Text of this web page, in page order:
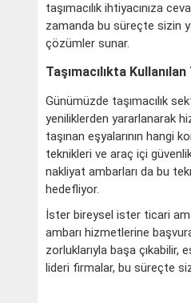
taşımacılık ihtiyacınıza
zamanda bu süreçte sizin
çözümler sunar.
Taşımacılıkta
Günümüzde taşımacılık
yeniliklerden yararlanarak
taşınan eşyalarının hangi
teknikleri ve araç içi
nakliyat ambarları da bu
hedefliyor.
İster bireysel ister ticari
ambarı hizmetlerine
zorluklarıyla başa çıkabilir,
lideri firmalar, bu süreçte